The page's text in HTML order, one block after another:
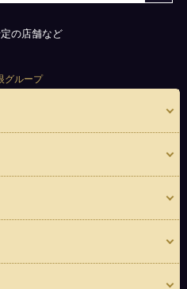
の店舗など
グループ